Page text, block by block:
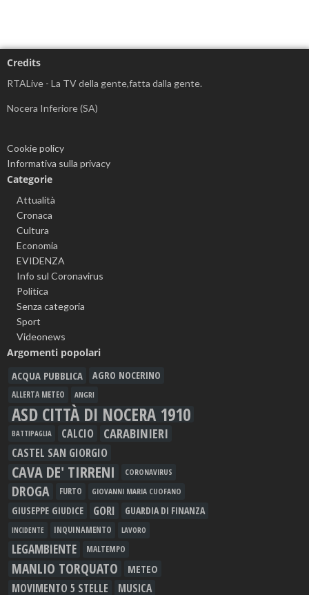
Credits
RTALive - La TV della gente,fatta dalla gente.
Nocera Inferiore (SA)
Cookie policy
Informativa sulla privacy
Categorie
Attualità
Cronaca
Cultura
Economia
EVIDENZA
Info sul Coronavirus
Politica
Senza categoria
Sport
Videonews
Argomenti popolari
ACQUA PUBBLICA AGRO NOCERINO
ALLERTA METEO ANGRI
ASD CITTÀ DI NOCERA 1910
BATTIPAGLIA CALCIO CARABINIERI
CASTEL SAN GIORGIO
CAVA DE' TIRRENI CORONAVIRUS
DROGA FURTO GIOVANNI MARIA CUOFANO
GIUSEPPE GIUDICE GORI GUARDIA DI FINANZA
INCIDENTE INQUINAMENTO LAVORO
LEGAMBIENTE MALTEMPO
MANLIO TORQUATO METEO
MOVIMENTO 5 STELLE MUSICA